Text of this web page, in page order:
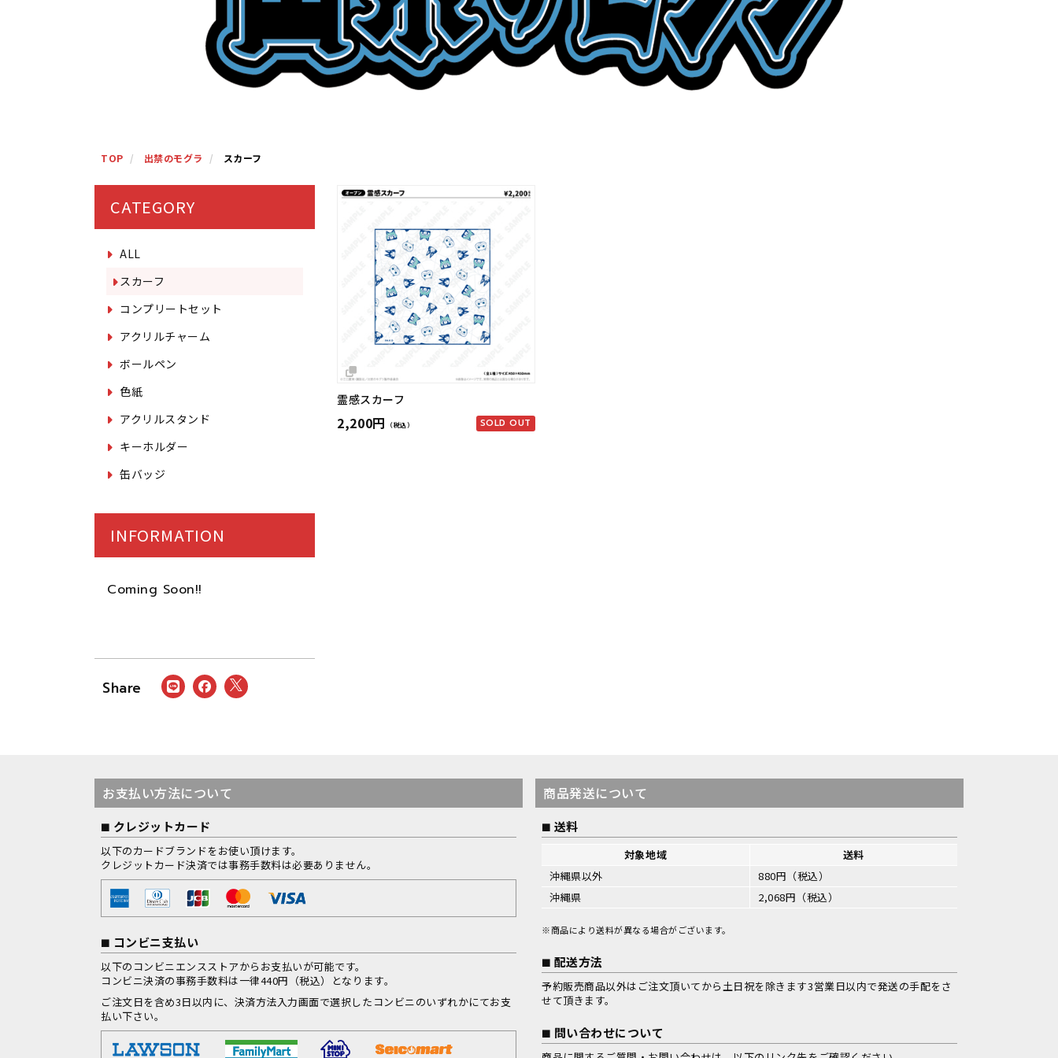
TOP 出禁のモグラ スカーフ
霊感スカーフ
2,200円 （税込） SOLD OUT
CATEGORY
ALL
スカーフ
コンプリートセット
アクリルチャーム
ボールペン
色紙
アクリルスタンド
キーホルダー
缶バッジ
INFORMATION
Coming Soon!!
お支払い方法について
クレジットカード
以下のカードブランドをお使い頂けます。
クレジットカード決済では事務手数料は必要ありません。
コンビニ支払い
以下のコンビニエンスストアからお支払いが可能です。
コンビニ決済の事務手数料は一律440円（税込）となります。
ご注文日を含め3日以内に、決済方法入力画面で選択したコンビニのいずれかにてお支
払い下さい。
商品発送について
送料
対象地域
送料
沖縄県以外
880円（税込）
沖縄県
2,068円（税込）
※商品により送料が異なる場合がございます。
配送方法
予約販売商品以外はご注文頂いてから土日祝を除きます3営業日以内で発送の手配をさ
せて頂きます。
問い合わせについて